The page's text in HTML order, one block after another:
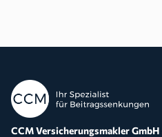
CCM Versicherungsmakler GmbH